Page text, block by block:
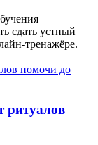
сдать устный
тренажёре.
ритуалов